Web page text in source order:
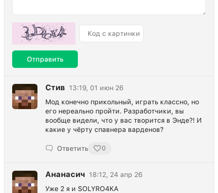
Отправить
Стив
13:19, 01 июн 26
Мод конечно прикольный, играть классно, но
его нереально пройти. Разработчики, вы
вообще видели, что у вас творится в Энде?! И
какие у чёрту спавнера варденов?
Ответить 0
Ананасич
18:12, 24 апр 26
Уже 2 я и SOLYRO4KA